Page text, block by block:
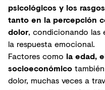
psicológicos y los
tanto en la percepción
dolor, condicionando las
la respuesta emocional.
Factores como la edad,
socioeconómico
dolor, muchas veces a